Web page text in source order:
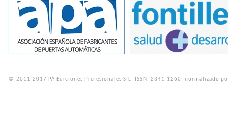
© 2011-2017 PA Ediciones Profesionales S.L. ISSN: 2341-1260, normalizado